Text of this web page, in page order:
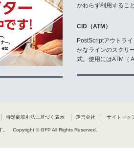
かわらず利用するこ
CID（ATM）
PostScriptアウトラ
かなラインのスクリ
式。使用にはATM（
特定商取引法に基づく表示 運営会社 サイトマッ
Copyright © GFP All Rights Reserved.